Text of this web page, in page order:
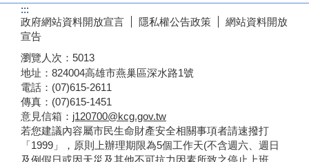
:::
政府網站資料開放宣言
隱私權公告政策
網站資料開放
宣告
瀏覽人次： 5013
地址：824004高雄市燕巢區深水路1號
電話：(07)615-2611
傳真：(07)615-1451
意見信箱： j120700@kcg.gov.tw
若您建議內容屬市民生命財產安全相關事項者請速撥打
「1999」，原則上辦理期限為5個工作天(不含週六、週日
及例假日或因天災及其他不可抗力因素所致之停止上班